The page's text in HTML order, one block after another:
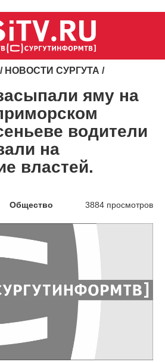
/ НОВОСТИ СУРГУТА /
яму на
водители
на
властей.
Общество 3884 просмотров